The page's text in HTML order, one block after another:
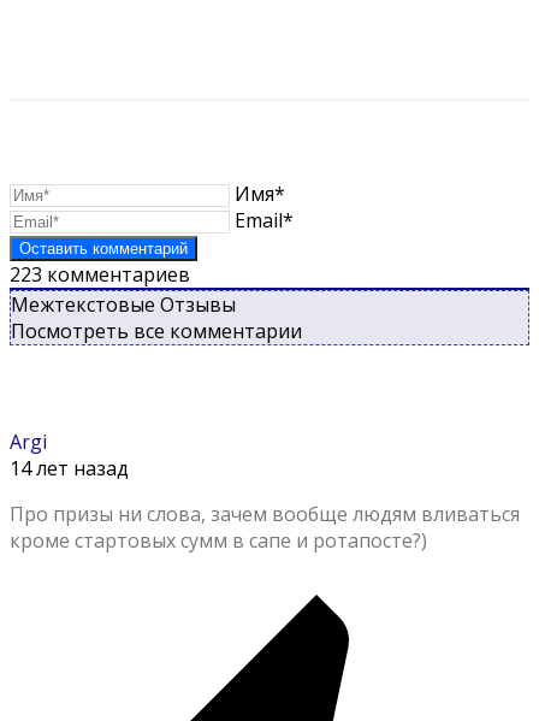
Имя*
Email*
223 комментариев
Межтекстовые Отзывы
Посмотреть все комментарии
Argi
14 лет назад
Про призы ни слова, зачем вообще людям вливаться
кроме стартовых сумм в сапе и ротапосте?)